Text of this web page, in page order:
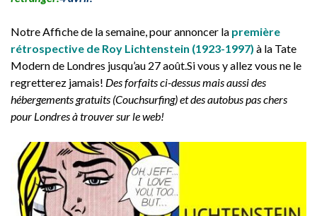
Notre Affiche de la semaine, pour annoncer la première
rétrospective de Roy Lichtenstein (1923-1997) à la Tate
Modern de Londres jusqu’au 27 août.Si vous y allez vous ne le
regretterez jamais! Des forfaits ci-dessus mais aussi des
hébergements gratuits (Couchsurfing) et des autobus pas chers
pour Londres à trouver sur le web!